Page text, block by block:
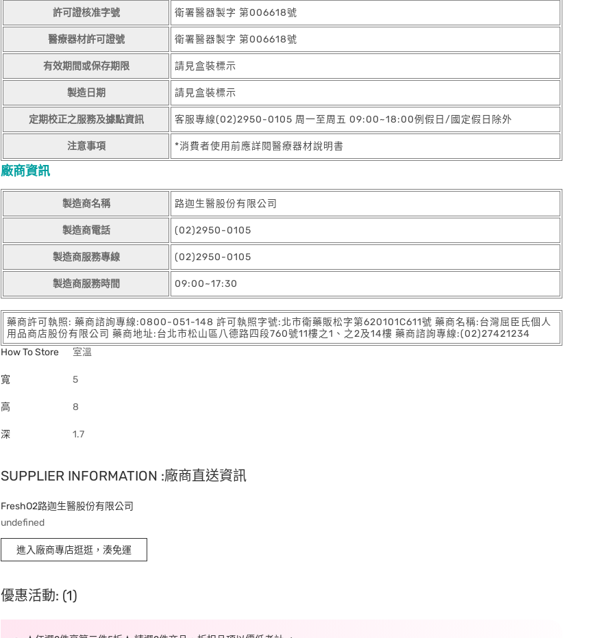
許可證核准字號 衛署醫器製字 第006618號
醫療器材許可證號 衛署醫器製字 第006618號
有效期間或保存期限 請見盒裝標示
製造日期 請見盒裝標示
定期校正之服務及據點資訊 客服專線(02)2950-0105 周一至周五 09:00~18:00例假日/國定假日除外
注意事項 *消費者使用前應詳閱醫療器材說明書
廠商資訊
製造商名稱 路迦生醫股份有限公司
製造商電話 (02)2950-0105
製造商服務專線 (02)2950-0105
製造商服務時間 09:00~17:30
藥商許可執照: 藥商諮詢專線:0800-051-148 許可執照字號:北市衛藥販松字第620101C611號 藥商名稱:台灣屈臣氏個人
用品商店股份有限公司 藥商地址:台北市松山區八德路四段760號11樓之1、之2及14樓 藥商諮詢專線:(02)27421234
How To Store
室溫
寬 5
高 8
深 1.7
SUPPLIER INFORMATION :廠商直送資訊
FreshO2路迦生醫股份有限公司
undefined
進入廠商專店逛逛，湊免運
優惠活動: (1)